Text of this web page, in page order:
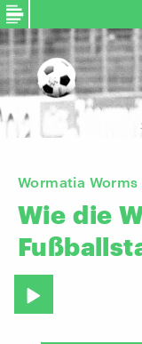
Wormatia Worms
Wie die